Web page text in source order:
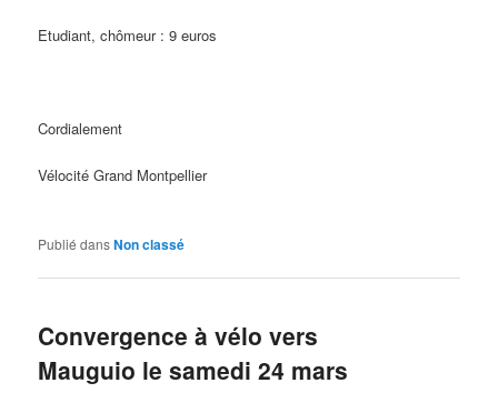
Etudiant, chômeur : 9 euros
Cordialement
Vélocité Grand Montpellier
Publié dansNon classé
Convergence à vélo vers
Mauguio le samedi 24 mars